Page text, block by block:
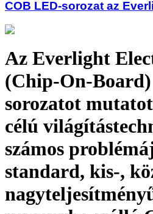
COB LED-sorozat az
Az Everlight
(Chip-On-
sorozatot
célú
számos
standard, kis-,